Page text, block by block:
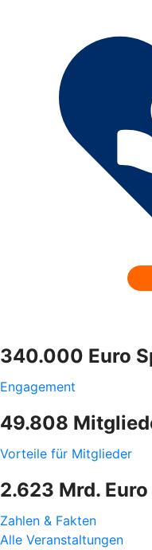
340.000 Euro
Engagement
49.808
Vorteile für Mitglieder
2.623 Mrd.
Zahlen & Fakten
Alle Veranstaltungen